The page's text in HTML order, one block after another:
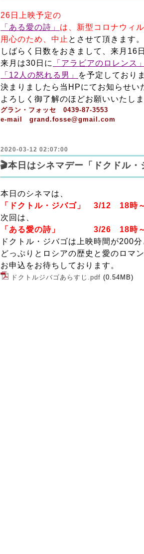
26日上映予定の
「ある愛の詩」 は、新型コロナウィ
用心のため、中止 とさせて頂きます。
しばらく日数をおきまして、来月16
来月は30日に
「アラビアのロレンス」
「12人の怒れる男」
を予定しており
決まりましたら当HPにてお知らせい
よろしく御了解のほどお願いいたしま
グラン・フォッセ 0439-87-3553
e-mail grand.fosse@gmail.com
2020-03-12 02:07:00
🎬本日はシネマデー「ドクドル・
本日のシネマは、
「ドクトル・ジバゴ」 3/12 18時
次回は、
「ある愛の詩」 3/26 18時
ドクトル・ジバゴは上映時間が200分
どっぷりとロシアの歴史と愛のロマ
お申込をお待ちしております。
ドクトルジバゴあらすじ.pdf (0.54MB)